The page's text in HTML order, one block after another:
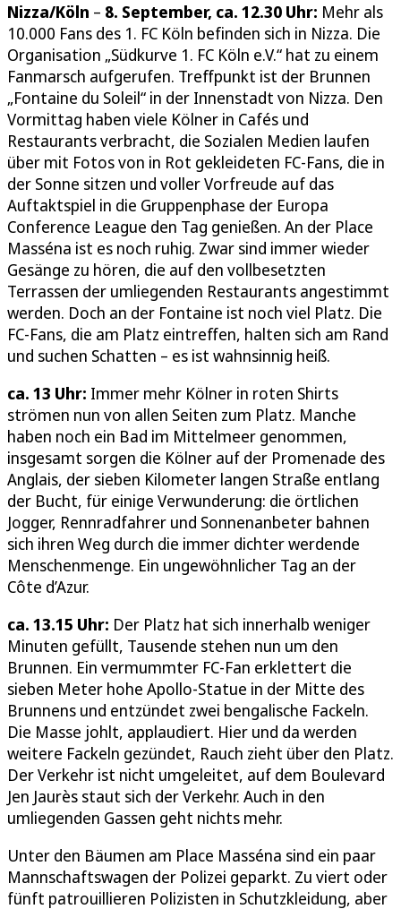
Nizza/Köln – 8. September, ca. 12.30 Uhr: Mehr als
10.000 Fans des 1. FC Köln befinden sich in Nizza. Die
Organisation „Südkurve 1. FC Köln e.V.“ hat zu einem
Fanmarsch aufgerufen. Treffpunkt ist der Brunnen
„Fontaine du Soleil“ in der Innenstadt von Nizza. Den
Vormittag haben viele Kölner in Cafés und
Restaurants verbracht, die Sozialen Medien laufen
über mit Fotos von in Rot gekleideten FC-Fans, die in
der Sonne sitzen und voller Vorfreude auf das
Auftaktspiel in die Gruppenphase der Europa
Conference League den Tag genießen. An der Place
Masséna ist es noch ruhig. Zwar sind immer wieder
Gesänge zu hören, die auf den vollbesetzten
Terrassen der umliegenden Restaurants angestimmt
werden. Doch an der Fontaine ist noch viel Platz. Die
FC-Fans, die am Platz eintreffen, halten sich am Rand
und suchen Schatten – es ist wahnsinnig heiß.
ca. 13 Uhr: Immer mehr Kölner in roten Shirts
strömen nun von allen Seiten zum Platz. Manche
haben noch ein Bad im Mittelmeer genommen,
insgesamt sorgen die Kölner auf der Promenade des
Anglais, der sieben Kilometer langen Straße entlang
der Bucht, für einige Verwunderung: die örtlichen
Jogger, Rennradfahrer und Sonnenanbeter bahnen
sich ihren Weg durch die immer dichter werdende
Menschenmenge. Ein ungewöhnlicher Tag an der
Côte d’Azur.
ca. 13.15 Uhr: Der Platz hat sich innerhalb weniger
Minuten gefüllt, Tausende stehen nun um den
Brunnen. Ein vermummter FC-Fan erklettert die
sieben Meter hohe Apollo-Statue in der Mitte des
Brunnens und entzündet zwei bengalische Fackeln.
Die Masse johlt, applaudiert. Hier und da werden
weitere Fackeln gezündet, Rauch zieht über den Platz.
Der Verkehr ist nicht umgeleitet, auf dem Boulevard
Jen Jaurès staut sich der Verkehr. Auch in den
umliegenden Gassen geht nichts mehr.
Unter den Bäumen am Place Masséna sind ein paar
Mannschaftswagen der Polizei geparkt. Zu viert oder
fünft patrouillieren Polizisten in Schutzkleidung, aber